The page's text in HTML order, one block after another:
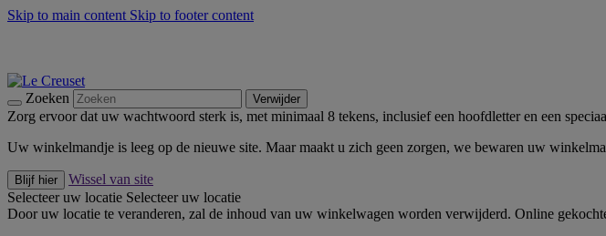
Skip to main content Skip to footer content
Zoeken Verwijder
Zorg ervoor dat uw wachtwoord sterk is, met minimaal 8 tekens, inclusief een hoofdletter en een
Uw winkelmandje is leeg op de nieuwe site. Maar maakt u zich geen zorgen, we bewaren uw
Blijf hier
Wissel van site
Selecteer uw locatie Selecteer uw locatie
Door uw locatie te veranderen, zal de inhoud van uw winkelwagen worden verwijderd. Online